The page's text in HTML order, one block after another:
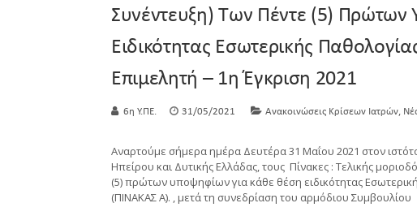
Συνέντευξη) Των Πέντε (5)
Ειδικότητας Εσωτερικής
Επιμελητή – 1η Έγκριση 2021
6η Υ.ΠΕ. 31/05/2021 Ανακοινώσεις Κρίσεων Ιατρών,
Αναρτούμε σήμερα ημέρα Δευτέρα 31 Μαΐου 2021 στον
Ηπείρου και Δυτικής Ελλάδας, τους Πίνακες : Τελικής
(5) πρώτων υποψηφίων για κάθε θέση ειδικότητας
(ΠΙΝΑΚΑΣ Α). , μετά τη συνεδρίαση του αρμόδιου Συμβουλίου